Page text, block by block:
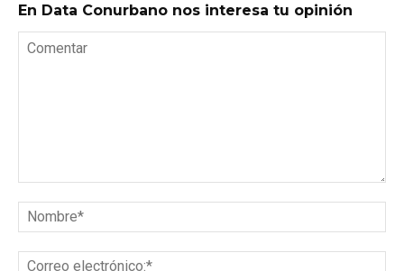
En Data Conurbano nos interesa tu opinión